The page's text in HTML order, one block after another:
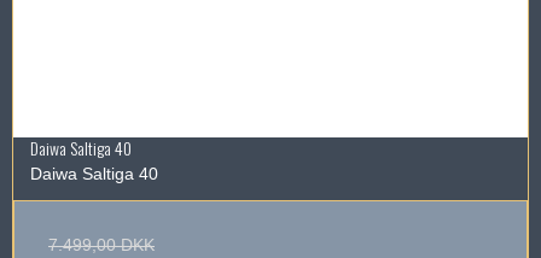
Daiwa Saltiga 40
Daiwa Saltiga 40
7.499,00 DKK